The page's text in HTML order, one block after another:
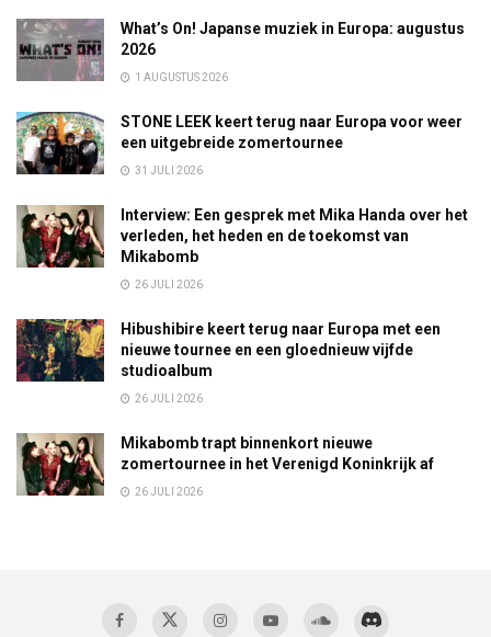
What’s On! Japanse muziek in Europa: augustus
2026
1 AUGUSTUS 2026
STONE LEEK keert terug naar Europa voor weer
een uitgebreide zomertournee
31 JULI 2026
Interview: Een gesprek met Mika Handa over het
verleden, het heden en de toekomst van
Mikabomb
26 JULI 2026
Hibushibire keert terug naar Europa met een
nieuwe tournee en een gloednieuw vijfde
studioalbum
26 JULI 2026
Mikabomb trapt binnenkort nieuwe
zomertournee in het Verenigd Koninkrijk af
26 JULI 2026